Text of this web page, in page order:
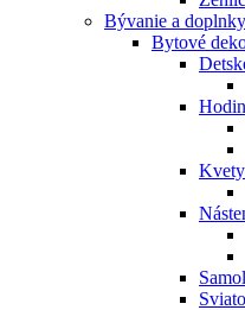
Bývanie a doplnky
Bytové